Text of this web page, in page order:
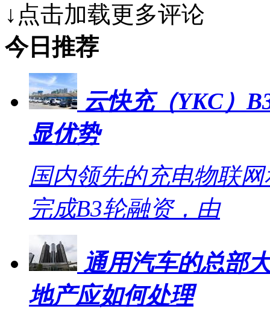
↓点击加载更多评论
今日推荐
云快充（YKC）
显优势
国内领先的充电物联
完成B3轮融资，由
通用汽车的总部
地产应如何处理